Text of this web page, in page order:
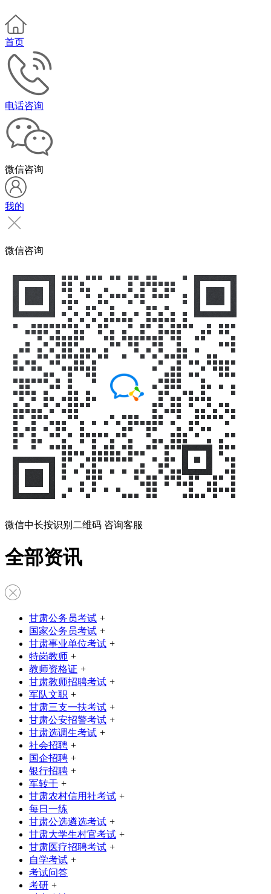
首页
电话咨询
微信咨询
我的
微信咨询
微信中长按识别二维码 咨询客服
全部资讯
甘肃公务员考试 +
国家公务员考试 +
甘肃事业单位考试 +
特岗教师 +
教师资格证 +
甘肃教师招聘考试 +
军队文职 +
甘肃三支一扶考试 +
甘肃公安招警考试 +
甘肃选调生考试 +
社会招聘 +
国企招聘 +
银行招聘 +
军转干 +
甘肃农村信用社考试 +
每日一练
甘肃公选遴选考试 +
甘肃大学生村官考试 +
甘肃医疗招聘考试 +
自学考试 +
考试问答
考研 +